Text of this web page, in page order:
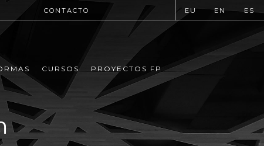
CONTACTO EU EN ES
CURSOS PROYECTOS FP